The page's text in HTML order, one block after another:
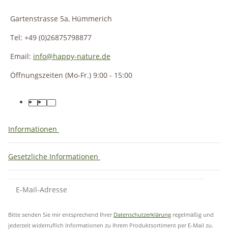
Gartenstrasse 5a, Hümmerich
Tel: +49 (0)26875798877
Email: info@happy-nature.de
Öffnungszeiten (Mo-Fr.) 9:00 - 15:00
Informationen
Gesetzliche Informationen
Bitte senden Sie mir entsprechend Ihrer Datenschutzerklärung regelmäßig und
jederzeit widerruflich Informationen zu Ihrem Produktsortiment per E-Mail zu.